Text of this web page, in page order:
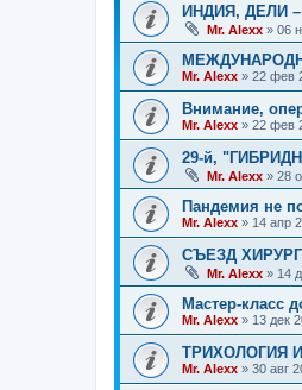
ИНДИЯ, ДЕЛИ
Mr. Alexx » 06
Mr. Alexx » 22 фев
Внимание,
Mr. Alexx » 22 фев
29-й,
Mr. Alexx » 28
Пандемия не
Mr. Alexx » 14 апр
СЪЕЗД
Mr. Alexx » 14
Мастер-класс
Mr. Alexx » 13 дек
ТРИХОЛОГИЯ
Mr. Alexx » 30 авг